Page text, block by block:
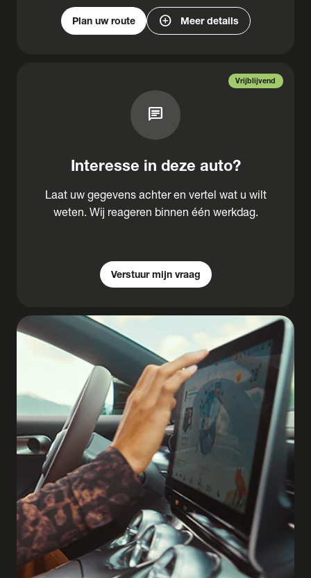
Plan uw route add_circle Meer details
Vrijblijvend
chat
Interesse in deze auto?
Laat uw gegevens achter en vertel wat u wilt
weten. Wij reageren binnen één werkdag.
Verstuur mijn vraag